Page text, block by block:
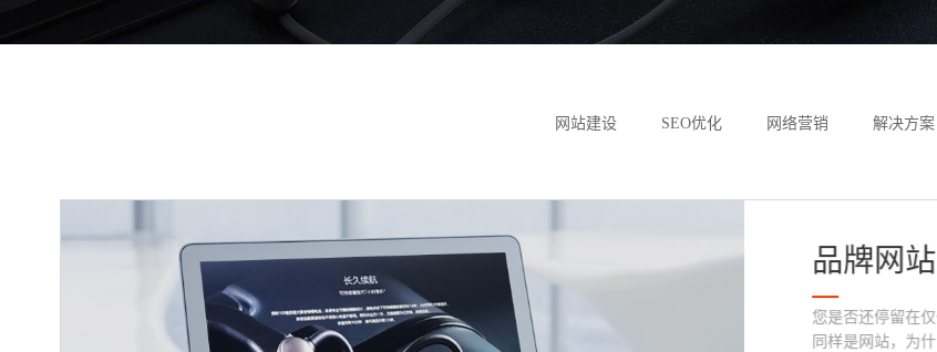
网站建设 SEO优化 网络营销 解决方案
品牌网
您是否还停留在
同样是网站，为